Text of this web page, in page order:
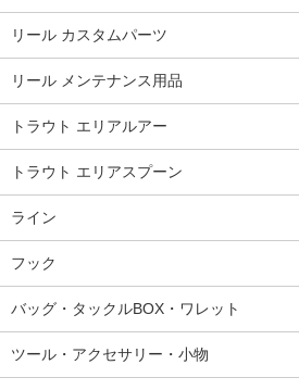
リール カスタムパーツ
リール メンテナンス用品
トラウト エリアルアー
トラウト エリアスプーン
ライン
フック
バッグ・タックルBOX・ワレット
ツール・アクセサリー・小物